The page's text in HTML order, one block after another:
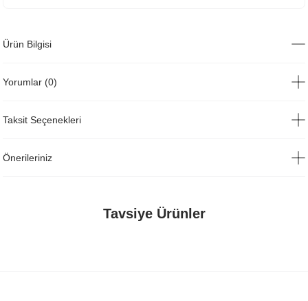
Ürün Bilgisi
Yorumlar (0)
Taksit Seçenekleri
Önerileriniz
Tavsiye Ürünler